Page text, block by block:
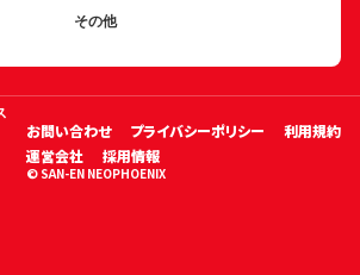
その他
お問い合わせ プライバシーポリシー
利用規約
運営会社
採用情報
© SAN-EN NEOPHOENIX